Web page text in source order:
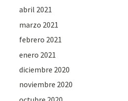
abril 2021
marzo 2021
febrero 2021
enero 2021
diciembre 2020
noviembre 2020